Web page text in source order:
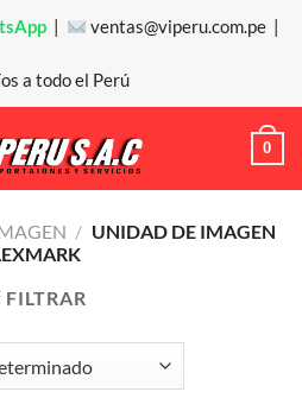
| ventas@viperu.com.pe |
a todo el Perú
0
/ UNIDAD DE IMAGEN
FILTRAR